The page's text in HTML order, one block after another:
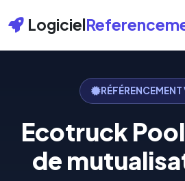
Logiciel
RÉFÉRENCEMENT
Ecotruck
de